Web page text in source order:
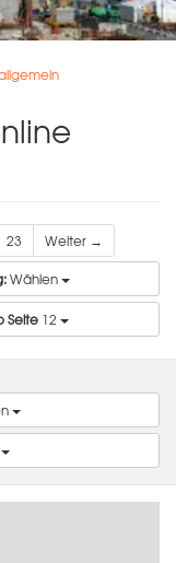
23
Weiter →
Wählen
Seite 12